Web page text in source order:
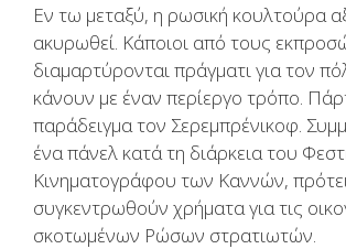
Εν τω μεταξύ, η ρωσική κουλτούρα
ακυρωθεί. Κάποιοι από τους
διαμαρτύρονται πράγματι για τον
κάνουν με έναν περίεργο τρόπο.
παράδειγμα τον Σερεμπρένικοφ.
ένα πάνελ κατά τη διάρκεια του
Κινηματογράφου των Καννών,
συγκεντρωθούν χρήματα για τις
σκοτωμένων Ρώσων στρατιωτών.